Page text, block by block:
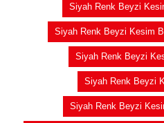
Siyah Renk Beyzi
Siyah Renk Beyzi Kesim
Siyah Renk Beyzi
Siyah Renk Beyzi
Siyah Renk Beyzi